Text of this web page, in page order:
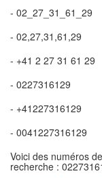
- 02_27_31_61_29
- 02,27,31,61,29
- +41 2 27 31 61 29
- 0227316129
- +41227316129
- 0041227316129
Voici des numéros
recherche :